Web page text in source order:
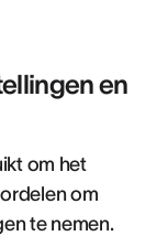
en
om het
om
te nemen.